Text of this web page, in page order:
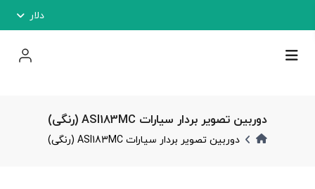
دلار
دوربین تصویر بردار سیارات ASI183MC (رنگی)
دوربین تصویر بردار سیارات ASI183MC (رنگی)